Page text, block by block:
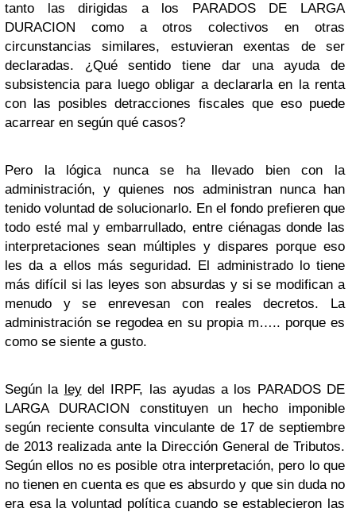
tanto las dirigidas a los PARADOS DE LARGA
DURACION como a otros colectivos en otras
circunstancias similares, estuvieran exentas de ser
declaradas. ¿Qué sentido tiene dar una ayuda de
subsistencia para luego obligar a declararla en la renta
con las posibles detracciones fiscales que eso puede
acarrear en según qué casos?
Pero la lógica nunca se ha llevado bien con la
administración, y quienes nos administran nunca han
tenido voluntad de solucionarlo. En el fondo prefieren que
todo esté mal y embarrullado, entre ciénagas donde las
interpretaciones sean múltiples y dispares porque eso
les da a ellos más seguridad. El administrado lo tiene
más difícil si las leyes son absurdas y si se modifican a
menudo y se enrevesan con reales decretos. La
administración se regodea en su propia m….. porque es
como se siente a gusto.
Según la leydel IRPF, las ayudas a los PARADOS DE
LARGA DURACION constituyen un hecho imponible
según reciente consulta vinculante de 17 de septiembre
de 2013 realizada ante la Dirección General de Tributos.
Según ellos no es posible otra interpretación, pero lo que
no tienen en cuenta es que es absurdo y que sin duda no
era esa la voluntad política cuando se establecieron las